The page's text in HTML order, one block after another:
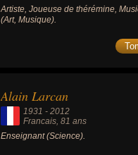
Artiste, Joueuse de thérémine,
(Art, Musique).
Alain Larcan
1931 -2012
Francais, 81 ans
Enseignant (Science).